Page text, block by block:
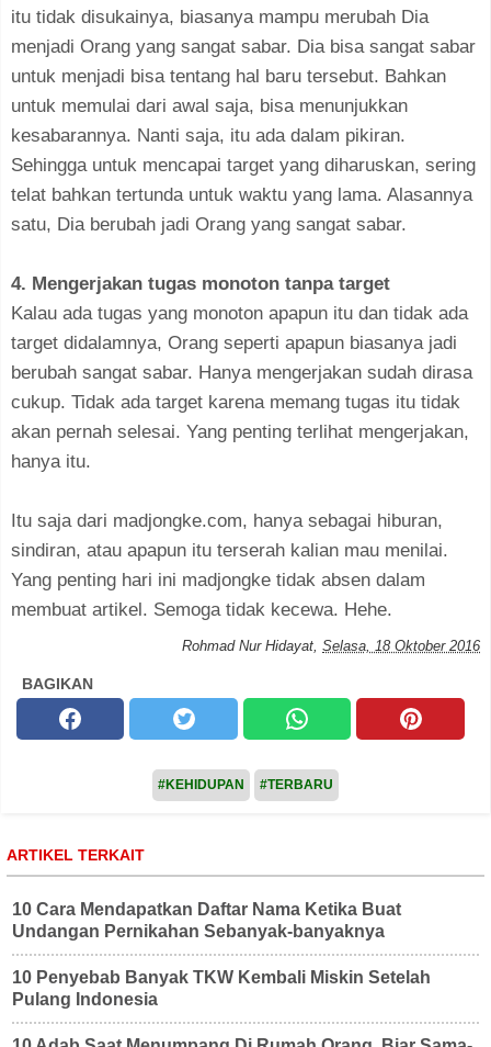
itu tidak disukainya, biasanya mampu merubah Dia
menjadi Orang yang sangat sabar. Dia bisa sangat sabar
untuk menjadi bisa tentang hal baru tersebut. Bahkan
untuk memulai dari awal saja, bisa menunjukkan
kesabarannya. Nanti saja, itu ada dalam pikiran.
Sehingga untuk mencapai target yang diharuskan, sering
telat bahkan tertunda untuk waktu yang lama. Alasannya
satu, Dia berubah jadi Orang yang sangat sabar.
4. Mengerjakan tugas monoton tanpa target
Kalau ada tugas yang monoton apapun itu dan tidak ada
target didalamnya, Orang seperti apapun biasanya jadi
berubah sangat sabar. Hanya mengerjakan sudah dirasa
cukup. Tidak ada target karena memang tugas itu tidak
akan pernah selesai. Yang penting terlihat mengerjakan,
hanya itu.
Itu saja dari madjongke.com, hanya sebagai hiburan,
sindiran, atau apapun itu terserah kalian mau menilai.
Yang penting hari ini madjongke tidak absen dalam
membuat artikel. Semoga tidak kecewa. Hehe.
Rohmad Nur Hidayat, Selasa, 18 Oktober 2016
BAGIKAN
#KEHIDUPAN #TERBARU
ARTIKEL TERKAIT
10 Cara Mendapatkan Daftar Nama Ketika Buat
Undangan Pernikahan Sebanyak-banyaknya
10 Penyebab Banyak TKW Kembali Miskin Setelah
Pulang Indonesia